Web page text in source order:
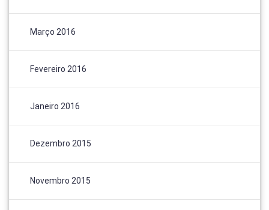
Março 2016
Fevereiro 2016
Janeiro 2016
Dezembro 2015
Novembro 2015